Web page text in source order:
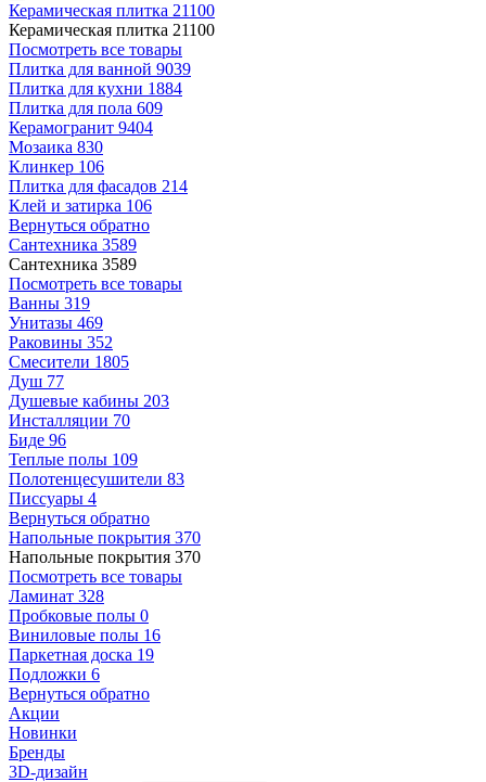
Керамическая плитка 21100
Керамическая плитка 21100
Посмотреть все товары
Плитка для ванной 9039
Плитка для кухни 1884
Плитка для пола 609
Керамогранит 9404
Мозаика 830
Клинкер 106
Плитка для фасадов 214
Клей и затирка 106
Вернуться обратно
Сантехника 3589
Сантехника 3589
Посмотреть все товары
Ванны 319
Унитазы 469
Раковины 352
Смесители 1805
Душ 77
Душевые кабины 203
Инсталляции 70
Биде 96
Теплые полы 109
Полотенцесушители 83
Писсуары 4
Вернуться обратно
Напольные покрытия 370
Напольные покрытия 370
Посмотреть все товары
Ламинат 328
Пробковые полы 0
Виниловые полы 16
Паркетная доска 19
Подложки 6
Вернуться обратно
Акции
Новинки
Бренды
3D-дизайн